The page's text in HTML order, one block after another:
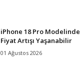
iPhone 18 Pro Modelinde
Fiyat Artışı Yaşanabilir
01 Ağustos 2026